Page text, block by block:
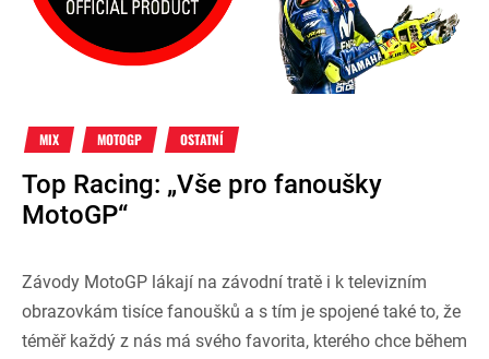
MIX MOTOGP OSTATNÍ
Top Racing: „Vše pro fanoušky
MotoGP“
Závody MotoGP lákají na závodní tratě i k televizním
obrazovkám tisíce fanoušků a s tím je spojené také to, že
téměř každý z nás má svého favorita, kterého chce během